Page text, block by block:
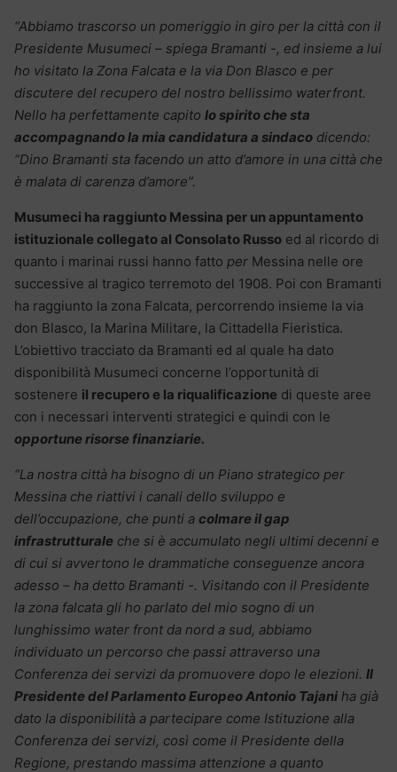
“Abbiamo trascorso un pomeriggio in giro per la città con il
Presidente Musumeci – spiega Bramanti -, ed insieme a lui
ho visitato la Zona Falcata e la via Don Blasco e per
discutere del recupero del nostro bellissimo waterfront.
Nello ha perfettamente capito lo spirito che sta
accompagnando la mia candidatura a sindaco dicendo:
“Dino Bramanti sta facendo un atto d’amore in una città che
è malata di carenza d’amore”.
Musumeci ha raggiunto Messina per un appuntamento
istituzionale collegato al Consolato Russo ed al ricordo di
quanto i marinai russi hanno fatto per Messina nelle ore
successive al tragico terremoto del 1908. Poi con Bramanti
ha raggiunto la zona Falcata, percorrendo insieme la via
don Blasco, la Marina Militare, la Cittadella Fieristica.
L’obiettivo tracciato da Bramanti ed al quale ha dato
disponibilità Musumeci concerne l’opportunità di
sostenere il recupero e la riqualificazione di queste aree
con i necessari interventi strategici e quindi con le
opportune risorse finanziarie.
“La nostra città ha bisogno di un Piano strategico per
Messina che riattivi i canali dello sviluppo e
dell’occupazione, che punti a colmare il gap
infrastrutturale che si è accumulato negli ultimi decenni e
di cui si avvertono le drammatiche conseguenze ancora
adesso – ha detto Bramanti -. Visitando con il Presidente
la zona falcata gli ho parlato del mio sogno di un
lunghissimo water front da nord a sud, abbiamo
individuato un percorso che passi attraverso una
Conferenza dei servizi da promuovere dopo le elezioni. Il
Presidente del Parlamento Europeo Antonio Tajani ha già
dato la disponibilità a partecipare come Istituzione alla
Conferenza dei servizi, così come il Presidente della
Regione, prestando massima attenzione a quanto